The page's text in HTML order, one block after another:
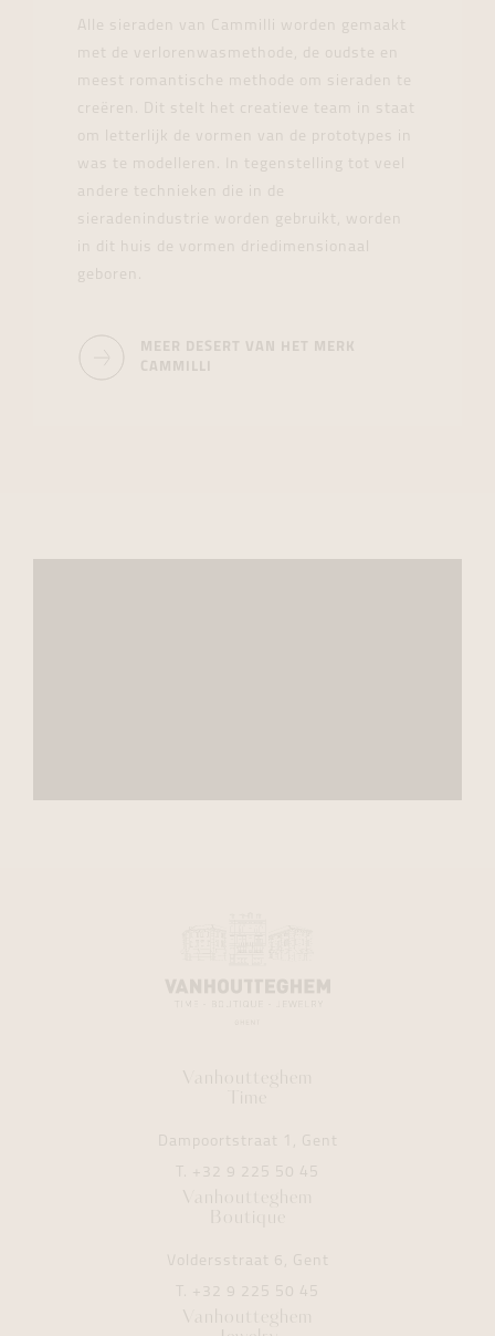
Alle sieraden van Cammilli worden gemaakt
met de verlorenwasmethode, de oudste en
meest romantische methode om sieraden te
creëren. Dit stelt het creatieve team in staat
om letterlijk de vormen van de prototypes in
was te modelleren. In tegenstelling tot veel
andere technieken die in de
sieradenindustrie worden gebruikt, worden
in dit huis de vormen driedimensionaal
geboren.
MEER DESERT VAN HET MERK
CAMMILLI
Vanhoutteghem
Time
Dampoortstraat 1, Gent
T. +32 9 225 50 45
Vanhoutteghem
Boutique
Voldersstraat 6, Gent
T. +32 9 225 50 45
Vanhoutteghem